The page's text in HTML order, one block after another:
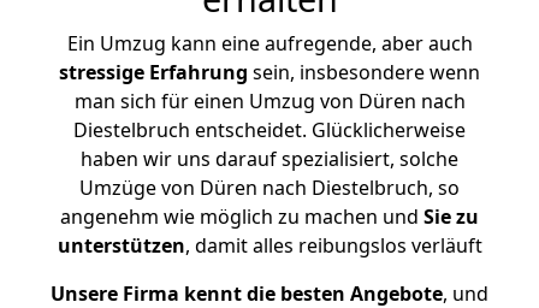
Ein Umzug kann eine aufregende, aber auch
stressige Erfahrung sein, insbesondere wenn
man sich für einen Umzug von Düren nach
Diestelbruch entscheidet. Glücklicherweise
haben wir uns darauf spezialisiert, solche
Umzüge von Düren nach Diestelbruch, so
angenehm wie möglich zu machen und Sie zu
unterstützen, damit alles reibungslos verläuft
Unsere Firma kennt die besten Angebote, und